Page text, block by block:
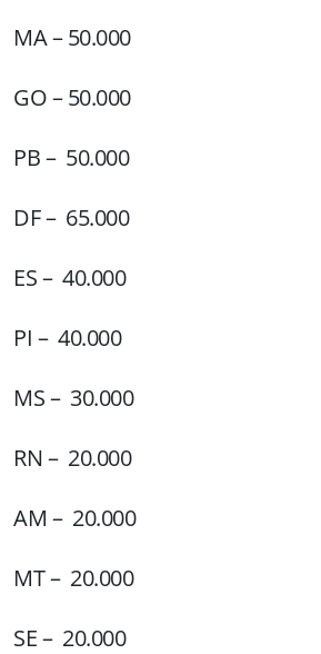
MA – 50.000
GO – 50.000
PB – 50.000
DF – 65.000
ES – 40.000
PI – 40.000
MS – 30.000
RN – 20.000
AM – 20.000
MT – 20.000
SE – 20.000